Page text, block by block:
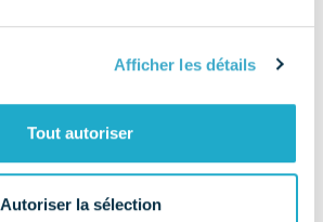
Afficher les détails
Tout autoriser
Autoriser la sélection